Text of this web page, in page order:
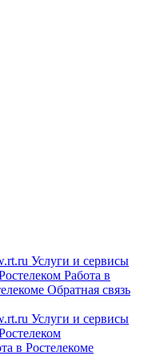
Услуги и сервисы
Работа в
Обратная связь
Услуги и сервисы
в Ростелекоме